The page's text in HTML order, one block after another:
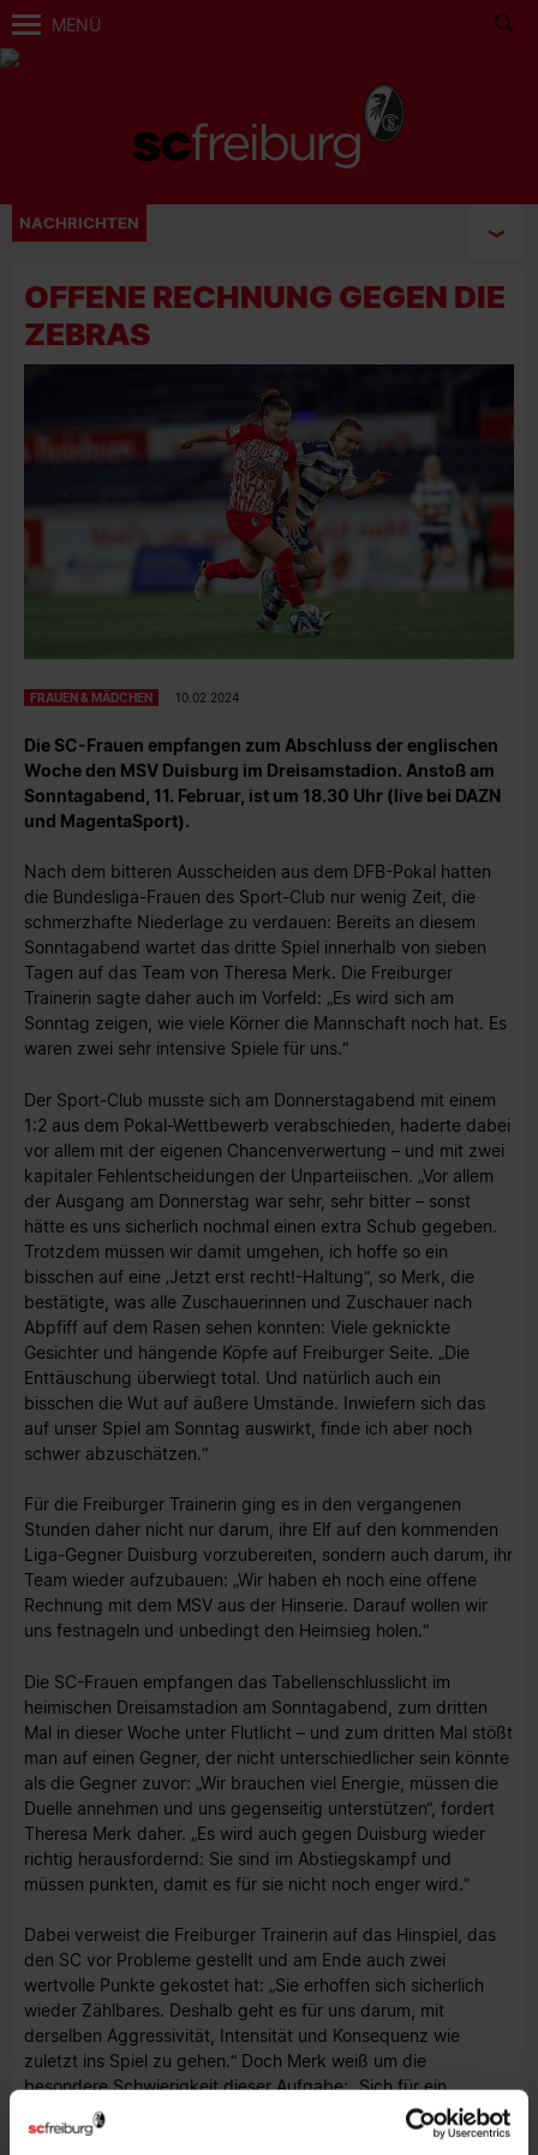
MENÜ
NACHRICHTEN
OFFENE RECHNUNG GEGEN DIE
ZEBRAS
FRAUEN & MÄDCHEN 10.02.2024
Die SC-Frauen empfangen zum Abschluss der englischen
Woche den MSV Duisburg im Dreisamstadion. Anstoß am
Sonntagabend, 11. Februar, ist um 18.30 Uhr (live bei DAZN
und MagentaSport).
Nach dem bitteren Ausscheiden aus dem DFB-Pokal hatten
die Bundesliga-Frauen des Sport-Club nur wenig Zeit, die
schmerzhafte Niederlage zu verdauen: Bereits an diesem
Sonntagabend wartet das dritte Spiel innerhalb von sieben
Tagen auf das Team von Theresa Merk. Die Freiburger
Trainerin sagte daher auch im Vorfeld: „Es wird sich am
Sonntag zeigen, wie viele Körner die Mannschaft noch hat. Es
waren zwei sehr intensive Spiele für uns.“
Der Sport-Club musste sich am Donnerstagabend mit einem
1:2 aus dem Pokal-Wettbewerb verabschieden, haderte dabei
vor allem mit der eigenen Chancenverwertung – und mit zwei
kapitaler Fehlentscheidungen der Unparteiischen. „Vor allem
der Ausgang am Donnerstag war sehr, sehr bitter – sonst
hätte es uns sicherlich nochmal einen extra Schub gegeben.
Trotzdem müssen wir damit umgehen, ich hoffe so ein
bisschen auf eine ‚Jetzt erst recht!-Haltung“, so Merk, die
bestätigte, was alle Zuschauerinnen und Zuschauer nach
Abpfiff auf dem Rasen sehen konnten: Viele geknickte
Gesichter und hängende Köpfe auf Freiburger Seite. „Die
Enttäuschung überwiegt total. Und natürlich auch ein
bisschen die Wut auf äußere Umstände. Inwiefern sich das
auf unser Spiel am Sonntag auswirkt, finde ich aber noch
schwer abzuschätzen.“
Für die Freiburger Trainerin ging es in den vergangenen
Stunden daher nicht nur darum, ihre Elf auf den kommenden
Liga-Gegner Duisburg vorzubereiten, sondern auch darum, ihr
Team wieder aufzubauen: „Wir haben eh noch eine offene
Rechnung mit dem MSV aus der Hinserie. Darauf wollen wir
uns festnageln und unbedingt den Heimsieg holen.“
Die SC-Frauen empfangen das Tabellenschlusslicht im
heimischen Dreisamstadion am Sonntagabend, zum dritten
Mal in dieser Woche unter Flutlicht – und zum dritten Mal stößt
man auf einen Gegner, der nicht unterschiedlicher sein könnte
als die Gegner zuvor: „Wir brauchen viel Energie, müssen die
Duelle annehmen und uns gegenseitig unterstützen“, fordert
Theresa Merk daher. „Es wird auch gegen Duisburg wieder
richtig herausfordernd: Sie sind im Abstiegskampf und
müssen punkten, damit es für sie nicht noch enger wird.“
Dabei verweist die Freiburger Trainerin auf das Hinspiel, das
den SC vor Probleme gestellt und am Ende auch zwei
wertvolle Punkte gekostet hat: „Sie erhoffen sich sicherlich
wieder Zählbares. Deshalb geht es für uns darum, mit
derselben Aggressivität, Intensität und Konsequenz wie
zuletzt ins Spiel zu gehen.“ Doch Merk weiß um die
besondere Schwierigkeit dieser Aufgabe: „Sich für ein
Pokalspiel gegen Frankfurt zu motivieren ist verhältnismäßig
einfach, dieselbe Leidenschaft musst du aber auch gegen